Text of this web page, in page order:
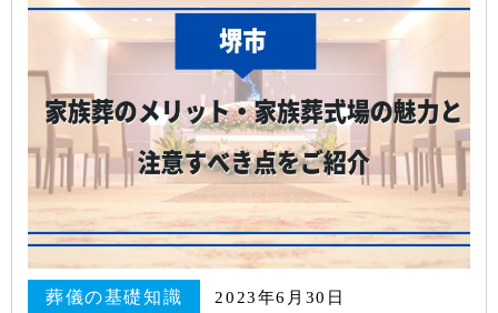
葬儀の基礎知識 2023年6月30日